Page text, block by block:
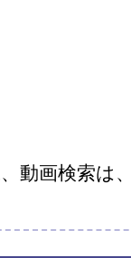
動画検索は